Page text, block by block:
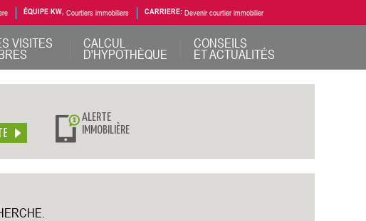
ÉQUIPE KW, Courtiers immobiliers CARRIERE: Devenir courtier immobilier
VISITES CALCUL
D'HYPOTHÈQUE
CONSEILS
ET ACTUALITÉS
ALERTE
IMMOBILIÈRE